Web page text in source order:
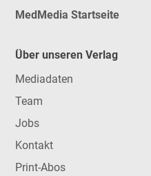
MedMedia Startseite
Über unseren Verlag
Mediadaten
Team
Jobs
Kontakt
Print-Abos